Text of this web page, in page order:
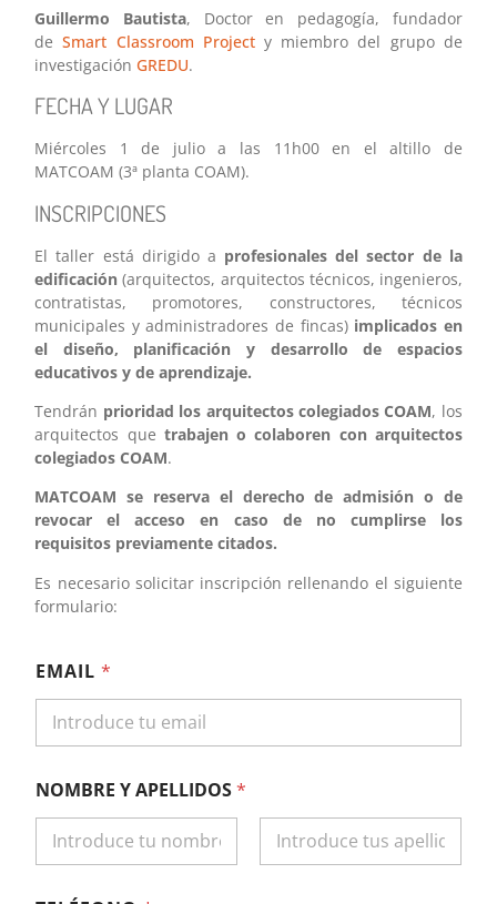
Guillermo Bautista, Doctor en pedagogía, fundador
deSmart Classroom Projecty miembro del grupo de
investigaciónGREDU.
FECHA Y LUGAR
Miércoles 1 de julio a las 11h00 en el altillo de
MATCOAM (3ª planta COAM).
INSCRIPCIONES
El taller está dirigido a profesionales del sector de la
edificación (arquitectos, arquitectos técnicos, ingenieros,
contratistas, promotores, constructores, técnicos
municipales y administradores de fincas)implicados en
el diseño, planificación y desarrollo de espacios
educativos y de aprendizaje.
Tendrán prioridad los arquitectos colegiados COAM, los
arquitectos que trabajen o colaboren con arquitectos
colegiados COAM.
MATCOAM se reserva el derecho de admisión o de
revocar el acceso en caso de no cumplirse los
requisitos previamente citados.
Es necesario solicitar inscripción rellenando el siguiente
formulario:
EMAIL*
NOMBRE Y APELLIDOS*